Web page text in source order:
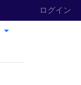
ログイン